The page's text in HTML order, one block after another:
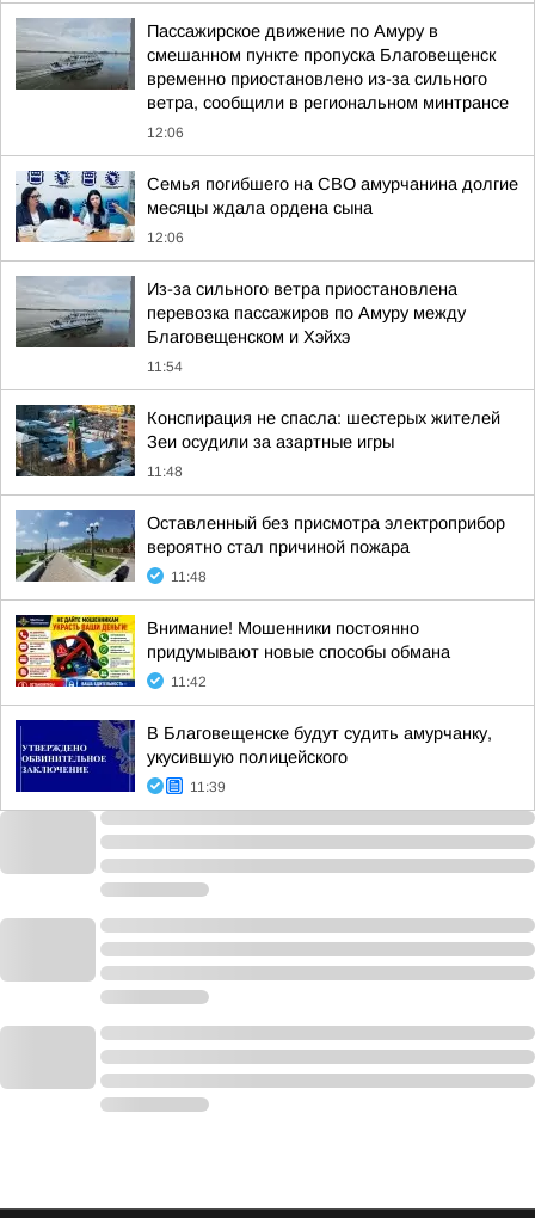
Пассажирское движение по Амуру в
смешанном пункте пропуска Благовещенск
временно приостановлено из-за сильного
ветра, сообщили в региональном минтрансе
12:06
Семья погибшего на СВО амурчанина долгие
месяцы ждала ордена сына
12:06
Из-за сильного ветра приостановлена
перевозка пассажиров по Амуру между
Благовещенском и Хэйхэ
11:54
Конспирация не спасла: шестерых жителей
Зеи осудили за азартные игры
11:48
Оставленный без присмотра электроприбор
вероятно стал причиной пожара
11:48
Внимание! Мошенники постоянно
придумывают новые способы обмана
11:42
В Благовещенске будут судить амурчанку,
укусившую полицейского
11:39